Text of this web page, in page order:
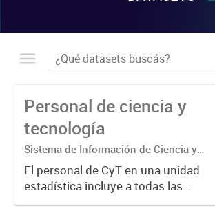
Personal de ciencia y
tecnología
Sistema de Información de Ciencia y
Tecnología Argentino (SICYTAR)
El personal de CyT en una unidad
estadística incluye a todas las
personas involucradas